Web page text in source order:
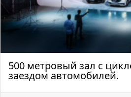
500 метровый зал с
заездом автомобилей.